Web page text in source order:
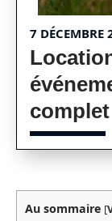
7 DÉCEMBRE
complet
Au sommaire [